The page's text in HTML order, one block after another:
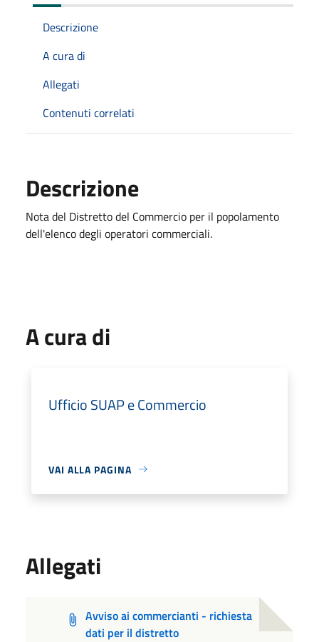
Descrizione
A cura di
Allegati
Contenuti correlati
Descrizione
Nota del Distretto del Commercio per il popolamento
dell'elenco degli operatori commerciali.
A cura di
Ufficio SUAP e Commercio
VAI ALLA PAGINA
Allegati
Avviso ai commercianti - richiesta
dati per il distretto